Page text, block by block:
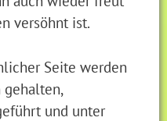
versöhnt ist.
Seite werden
und unter